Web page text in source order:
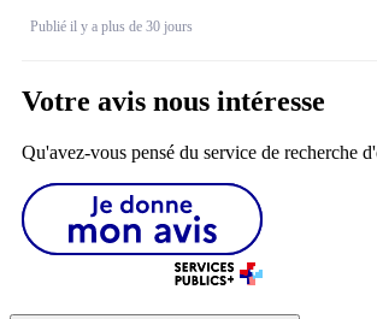
Publié il y a plus de 30 jours
Votre avis nous intéresse
Qu'avez-vous pensé du service de recherche